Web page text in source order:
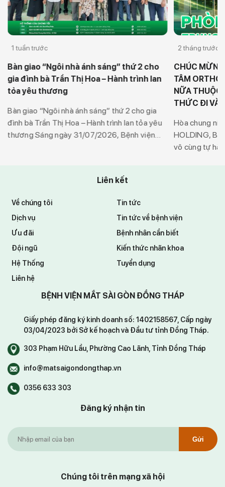
1 tuần trước
Bàn giao “Ngôi nhà ánh sáng” thứ 2 cho
gia đình bà Trần Thị Hoa – Hành trình lan
tỏa yêu thương
Bàn giao “Ngôi nhà ánh sáng” thứ 2 cho gia
đình bà Trần Thị Hoa – Hành trình lan tỏa yêu
thương Sáng ngày 31/07/2026, Bệnh viện
2 tháng trước
CHÚC
TÂM
NỮA THUỘC
THỨC ĐI
Hòa chung
HOLDING,
vô cùng tự
Liên kết
Về chúng tôi
Tin tức
Dịch vụ
Tin tức về bệnh viện
Ưu đãi
Bệnh nhân cần biết
Đội ngũ
Kiến thức nhãn khoa
Hệ Thống
Tuyển dụng
Liên hệ
Đăng ký nhận tin
Gửi
Chúng tôi trên mạng xã hội
BỆNH VIỆN MẮT SÀI GÒN ĐỒNG THÁP
Giấy phép đăng ký kinh doanh số: 1402158567, Cấp ngày
03/04/2023 bởi Sở kế hoạch và Đầu tư tỉnh Đồng Tháp.
303 Phạm Hữu Lầu, Phường Cao Lãnh, Tỉnh Đồng Tháp
info@matsaigondongthap.vn
0356 633 303